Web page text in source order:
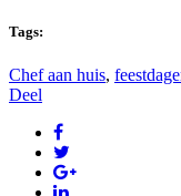
Tags:
Chef aan huis,
Deel